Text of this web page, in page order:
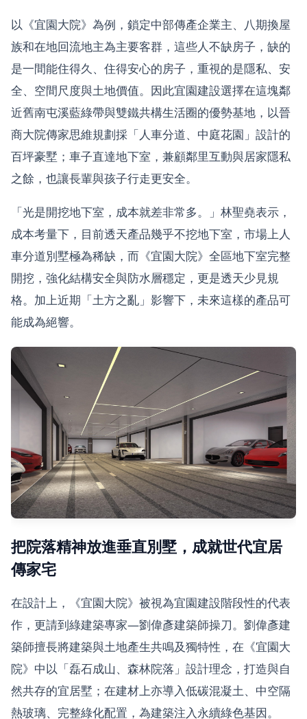
以《宜園大院》為例，鎖定中部傳產企業主、八期換屋
族和在地回流地主為主要客群，這些人不缺房子，缺的
是一間能住得久、住得安心的房子，重視的是隱私、安
全、空間尺度與土地價值。因此宜園建設選擇在這塊鄰
近舊南屯溪藍綠帶與雙鐵共構生活圈的優勢基地，以晉
商大院傳家思維規劃採「人車分道、中庭花園」設計的
百坪豪墅；車子直達地下室，兼顧鄰里互動與居家隱私
之餘，也讓長輩與孩子行走更安全。
「光是開挖地下室，成本就差非常多。」林聖堯表示，
成本考量下，目前透天產品幾乎不挖地下室，市場上人
車分道別墅極為稀缺，而《宜園大院》全區地下室完整
開挖，強化結構安全與防水層穩定，更是透天少見規
格。加上近期「土方之亂」影響下，未來這樣的產品可
能成為絕響。
把院落精神放進垂直別墅，成就世代宜居
傳家宅
在設計上，《宜園大院》被視為宜園建設階段性的代表
作，更請到綠建築專家—劉偉彥建築師操刀。劉偉彥建
築師擅長將建築與土地產生共鳴及獨特性，在《宜園大
院》中以「磊石成山、森林院落」設計理念，打造與自
然共存的宜居墅；在建材上亦導入低碳混凝土、中空隔
熱玻璃、完整綠化配置，為建築注入永續綠色基因。